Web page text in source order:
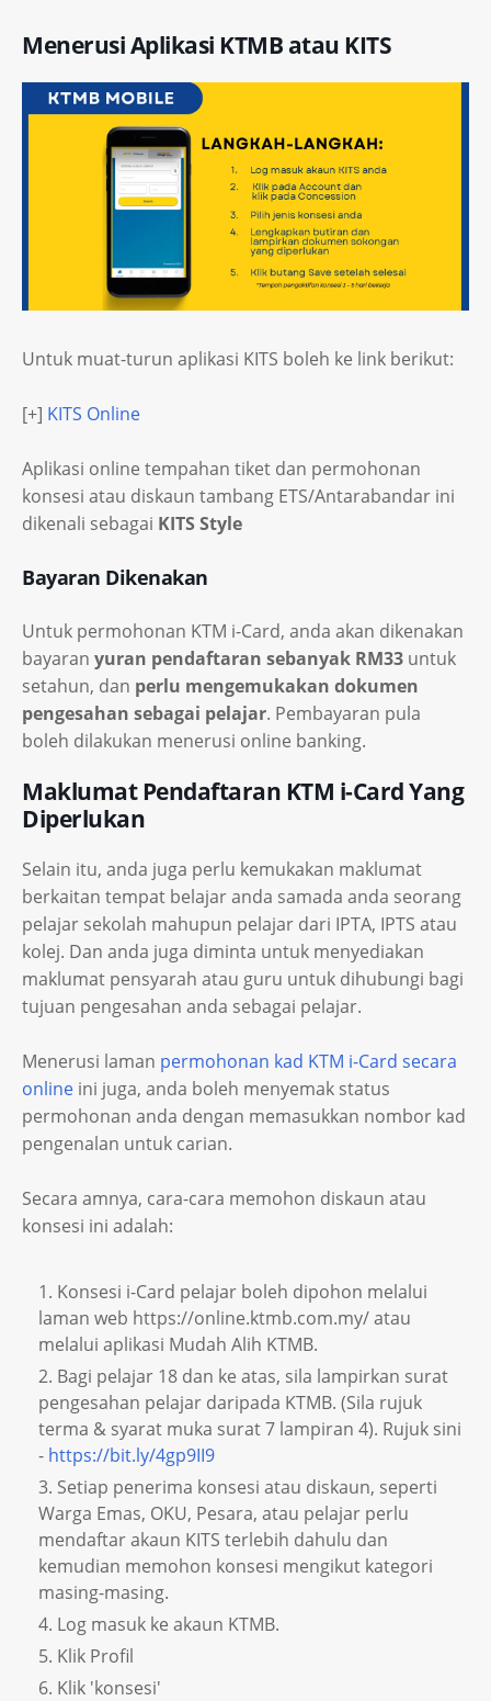
Menerusi Aplikasi KTMB atau KITS
Untuk muat-turun aplikasi KITS boleh ke link berikut:
[+] KITS Online
Aplikasi online tempahan tiket dan permohonan
konsesi atau diskaun tambang ETS/Antarabandar ini
dikenali sebagai KITS Style
Bayaran Dikenakan
Untuk permohonan KTM i-Card, anda akan dikenakan
bayaran yuran pendaftaran sebanyak RM33 untuk
setahun, dan perlu mengemukakan dokumen
pengesahan sebagai pelajar. Pembayaran pula
boleh dilakukan menerusi online banking.
Maklumat Pendaftaran KTM i-Card Yang
Diperlukan
Selain itu, anda juga perlu kemukakan maklumat
berkaitan tempat belajar anda samada anda seorang
pelajar sekolah mahupun pelajar dari IPTA, IPTS atau
kolej. Dan anda juga diminta untuk menyediakan
maklumat pensyarah atau guru untuk dihubungi bagi
tujuan pengesahan anda sebagai pelajar.
Menerusi laman permohonan kad KTM i-Card secara
online ini juga, anda boleh menyemak status
permohonan anda dengan memasukkan nombor kad
pengenalan untuk carian.
Secara amnya, cara-cara memohon diskaun atau
konsesi ini adalah:
Konsesi i-Card pelajar boleh dipohon melalui
laman web https://online.ktmb.com.my/ atau
melalui aplikasi Mudah Alih KTMB.
Bagi pelajar 18 dan ke atas, sila lampirkan surat
pengesahan pelajar daripada KTMB. (Sila rujuk
terma & syarat muka surat 7 lampiran 4). Rujuk sini
- https://bit.ly/4gp9II9
Setiap penerima konsesi atau diskaun, seperti
Warga Emas, OKU, Pesara, atau pelajar perlu
mendaftar akaun KITS terlebih dahulu dan
kemudian memohon konsesi mengikut kategori
masing-masing.
Log masuk ke akaun KTMB.
Klik Profil
Klik 'konsesi'